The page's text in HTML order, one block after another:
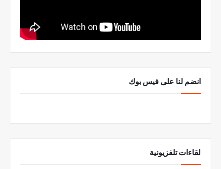
انضم لنا على فيس بوك
لقاءات تلفزيونية